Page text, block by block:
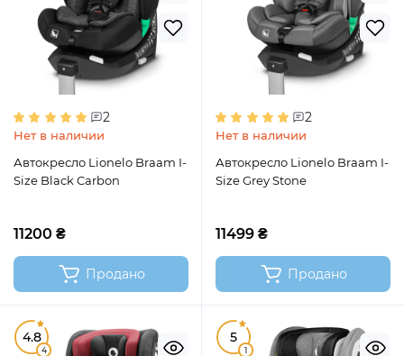
2
Нет в наличии
Автокресло Lionelo Braam I-
Size Black Carbon
11200 ₴
Продано
2
Нет в наличии
Автокресло Lionelo Braam I-
Size Grey Stone
11499 ₴
Продано
4.8
4
5
1